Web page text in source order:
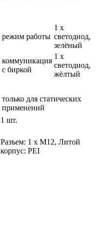
режим работы
1 x
светодиод,
зелёный
коммуникация
с биркой
1 x
светодиод,
жёлтый
только для статических
применений
1 шт.
Разъем: 1 x M12, Литой
корпус: PEI